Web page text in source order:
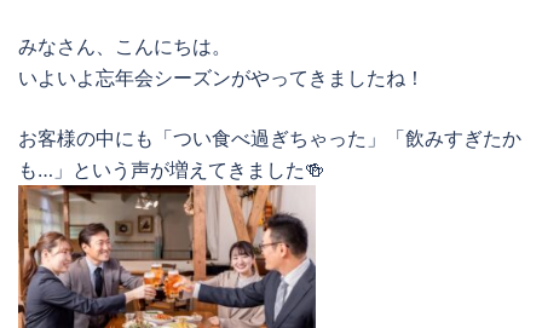
みなさん、こんにちは。
いよいよ忘年会シーズンがやってきましたね！
お客様の中にも「つい食べ過ぎちゃった」「飲みすぎたか
も…」という声が増えてきました🍻